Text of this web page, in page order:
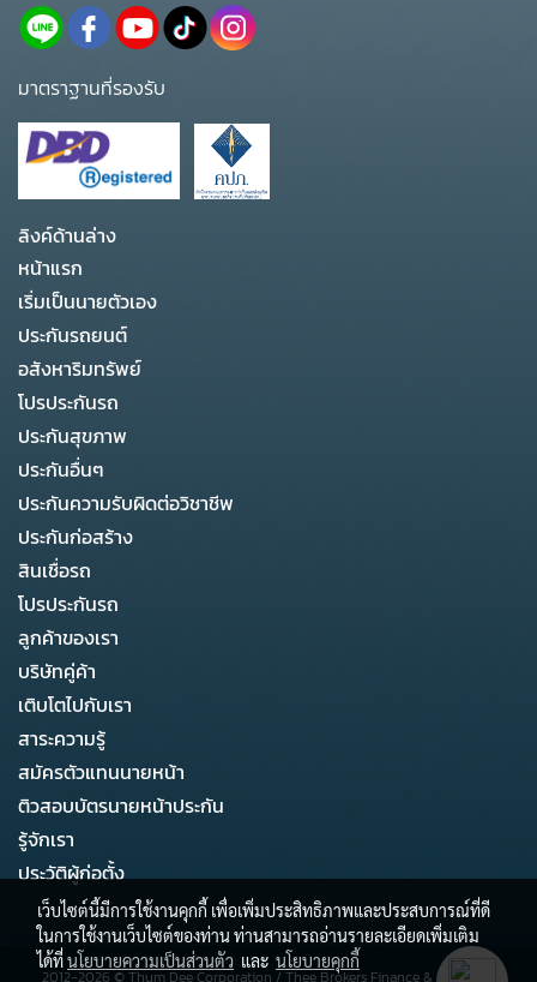
มาตราฐานที่รองรับ
ลิงค์ด้านล่าง
หน้าแรก
เริ่มเป็นนายตัวเอง
ประกันรถยนต์
อสังหาริมทรัพย์
โปรประกันรถ
ประกันสุขภาพ
ประกันอื่นๆ
ประกันความรับผิดต่อวิชาชีพ
ประกันก่อสร้าง
สินเชื่อรถ
โปรประกันรถ
ลูกค้าของเรา
บริษัทคู่ค้า
เติบโตไปกับเรา
สาระความรู้
สมัครตัวแทนนายหน้า
ติวสอบบัตรนายหน้าประกัน
รู้จักเรา
ประวัติผู้ก่อตั้ง
เว็บไซต์นี้มีการใช้งานคุกกี้ เพื่อเพิ่มประสิทธิภาพและประสบการณ์ที่ดี
ในการใช้งานเว็บไซต์ของท่าน ท่านสามารถอ่านรายละเอียดเพิ่มเติม
ได้ที่นโยบายความเป็นส่วนตัว และ นโยบายคุกกี้